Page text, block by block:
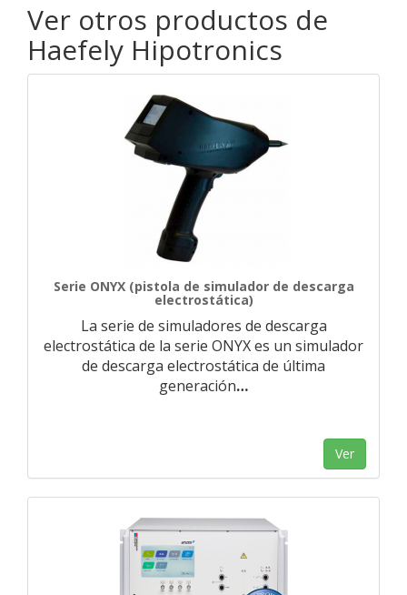
Ver otros productos de
Haefely Hipotronics
Serie ONYX (pistola de simulador de descarga
electrostática)
La serie de simuladores de descarga
electrostática de la serie ONYX es un simulador
de descarga electrostática de última
generación…
Ver